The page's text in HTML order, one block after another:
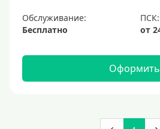
Обслуживание:
Бесплатно
Оформить